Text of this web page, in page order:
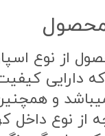
از نوع
دارایی
و
از نوع داخل